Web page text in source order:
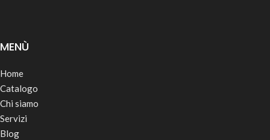
MENÙ
Home
Catalogo
Chi siamo
Servizi
Blog